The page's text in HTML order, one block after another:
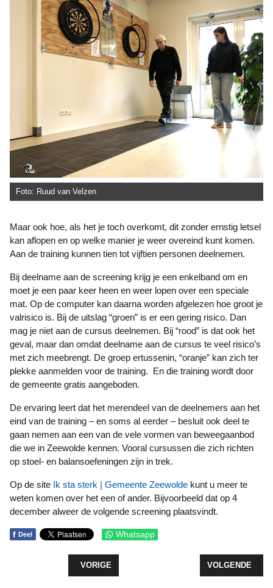
Foto: Ruud van Velzen
Maar ook hoe, als het je toch overkomt, dit zonder ernstig letsel
kan aflopen en op welke manier je weer overeind kunt komen.
Aan de training kunnen tien tot vijftien personen deelnemen.
Bij deelname aan de screening krijg je een enkelband om en
moet je een paar keer heen en weer lopen over een speciale
mat. Op de computer kan daarna worden afgelezen hoe groot je
valrisico is. Bij de uitslag “groen” is er een gering risico. Dan
mag je niet aan de cursus deelnemen. Bij “rood” is dat ook het
geval, maar dan omdat deelname aan de cursus te veel risico’s
met zich meebrengt. De groep ertussenin, “oranje” kan zich ter
plekke aanmelden voor de training. En die training wordt door
de gemeente gratis aangeboden.
De ervaring leert dat het merendeel van de deelnemers aan het
eind van de training – en soms al eerder – besluit ook deel te
gaan nemen aan een van de vele vormen van beweegaanbod
die we in Zeewolde kennen. Vooral cursussen die zich richten
op stoel- en balansoefeningen zijn in trek.
Op de site Ik sta sterk | Gemeente Zeewolde kunt u meer te
weten komen over het een of ander. Bijvoorbeeld dat op 4
december alweer de volgende screening plaatsvindt.
f Deel Whatsapp
VORIG ARTIKEL: VEILIG FIETSEN NAAR
VORIGE VOLGENDE
VOLGENDE